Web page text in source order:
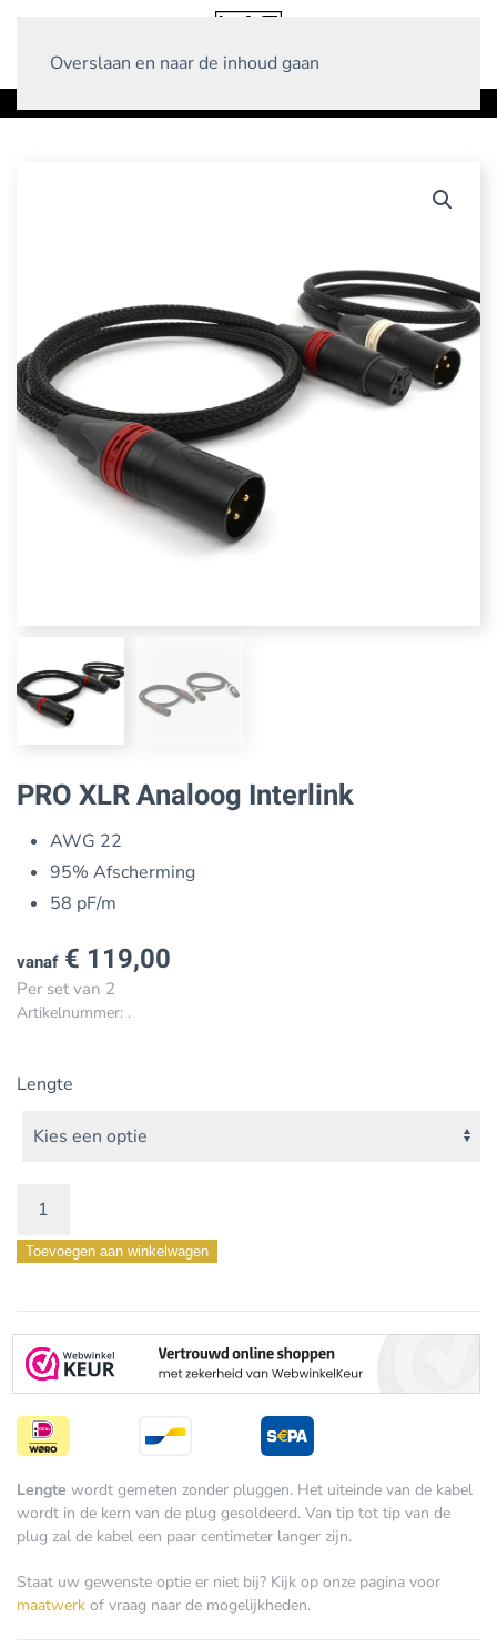
Overslaan en naar de inhoud gaan
PRO XLR Analoog Interlink
AWG 22
95% Afscherming
58 pF/m
vanaf € 119,00
Per set van 2
Artikelnummer: .
Lengte
PRO
Analoog
Toevoegen aan winkelwagen
Lengte wordt gemeten zonder pluggen. Het uiteinde van de kabel
wordt in de kern van de plug gesoldeerd. Van tip tot tip van de
plug zal de kabel een paar centimeter langer zijn.
Staat uw gewenste optie er niet bij? Kijk op onze pagina voor
maatwerk of vraag naar de mogelijkheden.